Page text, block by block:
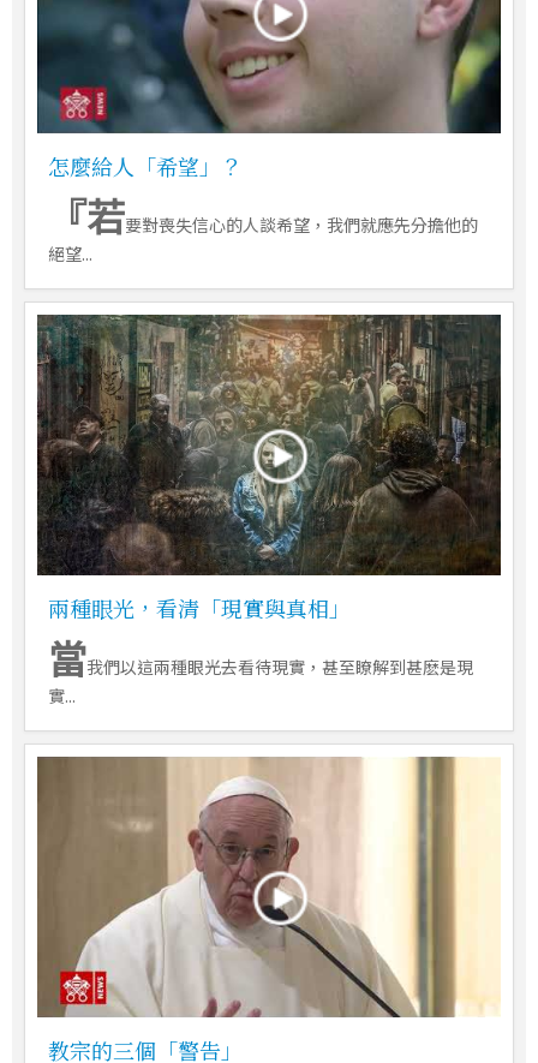
怎麼給人「希望」？
『若要對喪失信心的人談希望，我們就應先分擔他的
絕望...
兩種眼光，看清「現實與真相」
當我們以這兩種眼光去看待現實，甚至瞭解到甚麽是現
實...
教宗的三個「警告」